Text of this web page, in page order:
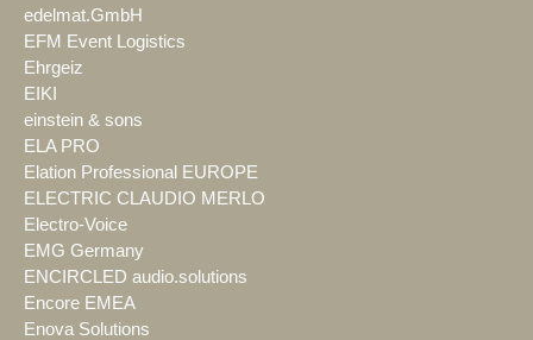
edelmat.GmbH
EFM Event Logistics
Ehrgeiz
EIKI
einstein & sons
ELA PRO
Elation Professional EUROPE
ELECTRIC CLAUDIO MERLO
Electro-Voice
EMG Germany
ENCIRCLED audio.solutions
Encore EMEA
Enova Solutions